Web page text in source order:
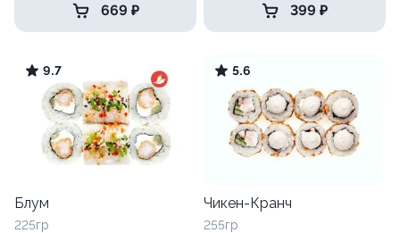
669 ₽ 399 ₽
9.7
Блум
225гр
5.6
Чикен-Кранч
255гр